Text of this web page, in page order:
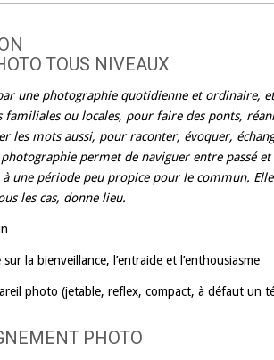
TOUS NIVEAUX
une photographie quotidienne et ordinaire,
familiales ou locales, pour faire des ponts,
les mots aussi, pour raconter, évoquer,
permet de naviguer entre passé
à une période peu propice pour le commun.
les cas, donne lieu.
la bienveillance, l’entraide et l’enthousiasme
photo (jetable, reflex, compact, à défaut un
PHOTO